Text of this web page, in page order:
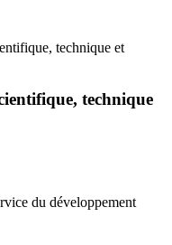
technique et
technique
du développement